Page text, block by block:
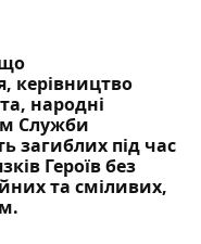
керівництво
народні
Служби
загиблих під час
Героїв без
та сміливих,